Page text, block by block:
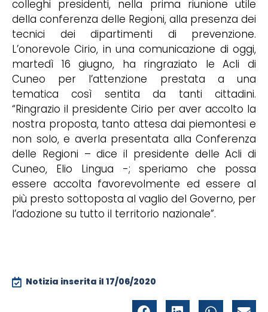
colleghi presidenti, nella prima riunione utile
della conferenza delle Regioni, alla presenza dei
tecnici dei dipartimenti di prevenzione.
L’onorevole Cirio, in una comunicazione di oggi,
martedì 16 giugno, ha ringraziato le Acli di
Cuneo per l’attenzione prestata a una
tematica così sentita da tanti cittadini.
“Ringrazio il presidente Cirio per aver accolto la
nostra proposta, tanto attesa dai piemontesi e
non solo, e averla presentata alla Conferenza
delle Regioni – dice il presidente delle Acli di
Cuneo, Elio Lingua -; speriamo che possa
essere accolta favorevolmente ed essere al
più presto sottoposta al vaglio del Governo, per
l’adozione su tutto il territorio nazionale”.
Notizia inserita il 17/06/2020